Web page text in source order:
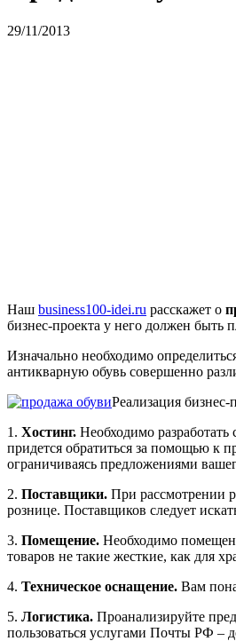
29/11/2013
Наш business100-idei.ru расскажет о
бизнес-проекта у него должен быть
Изначально необходимо
антикварную обувь совершенно
Реализация бизнес-
1. Хостинг. Необходимо
придется обратиться за помощью к
ограничиваясь предложениями
2. Поставщики. При рассмотрении
рознице. Поставщиков следует
3. Помещение. Необходимо
товаров не такие жесткие, как для
4. Техническое оснащение. Вам
5. Логистика. Проанализируйте
пользоваться услугами Почты РФ –